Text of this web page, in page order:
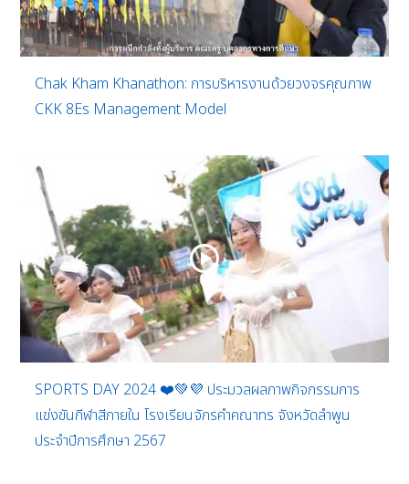
Chak Kham Khanathon: การบริหารงานด้วยวงจรคุณภาพ
CKK 8Es Management Model
SPORTS DAY 2024 ❤️💚💜 ประมวลผลภาพกิจกรรมการ
แข่งขันกีฬาสีภายใน โรงเรียนจักรคำคณาทร จังหวัดลำพูน
ประจำปีการศึกษา 2567